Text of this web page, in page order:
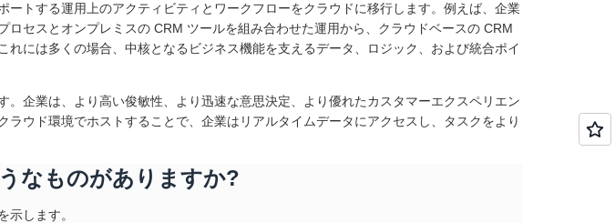
ートする運用上のアクティビティとワークフローをクラウドに移行します。例えば、企業
ロセスとオンプレミスの CRM ツールを組み合わせた運用から、クラウドベースの CRM
れには多くの場合、中核となるビジネス機能を支えるデータ、ロジック、および統合ポイ
。企業は、より高い俊敏性、より迅速な意思決定、より優れたカスタマーエクスペリエン
ラウド環境でホストすることで、企業はリアルタイムデータにアクセスし、タスクをより
なものがありますか?
示します。